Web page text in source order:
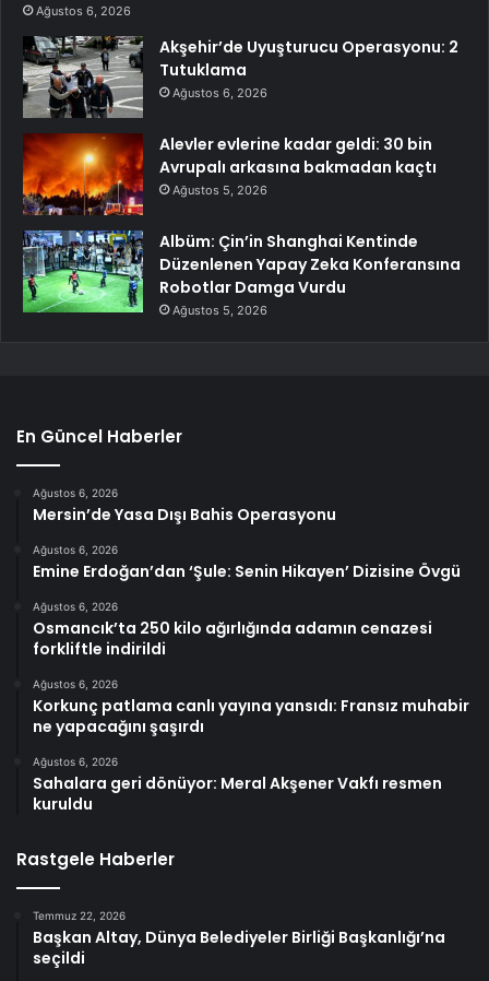
Ağustos 6, 2026
Akşehir’de Uyuşturucu Operasyonu: 2
Tutuklama
Ağustos 6, 2026
Alevler evlerine kadar geldi: 30 bin
Avrupalı arkasına bakmadan kaçtı
Ağustos 5, 2026
Albüm: Çin’in Shanghai Kentinde
Düzenlenen Yapay Zeka Konferansına
Robotlar Damga Vurdu
Ağustos 5, 2026
En Güncel Haberler
Ağustos 6, 2026
Mersin’de Yasa Dışı Bahis Operasyonu
Ağustos 6, 2026
Emine Erdoğan’dan ‘Şule: Senin Hikayen’ Dizisine Övgü
Ağustos 6, 2026
Osmancık’ta 250 kilo ağırlığında adamın cenazesi
forkliftle indirildi
Ağustos 6, 2026
Korkunç patlama canlı yayına yansıdı: Fransız muhabir
ne yapacağını şaşırdı
Ağustos 6, 2026
Sahalara geri dönüyor: Meral Akşener Vakfı resmen
kuruldu
Rastgele Haberler
Temmuz 22, 2026
Başkan Altay, Dünya Belediyeler Birliği Başkanlığı’na
seçildi